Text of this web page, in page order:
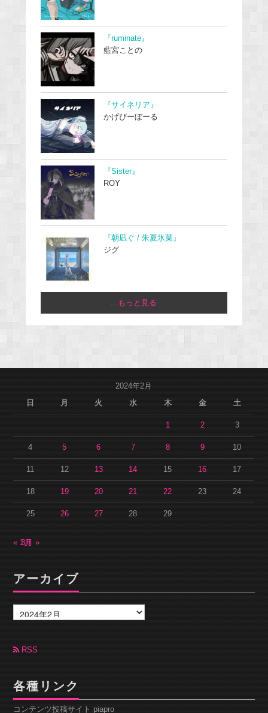
『ruminate』
藍宮ことの
『サイネリア』
かげぴーぼーる
『Sister』
ROY
『朝凪ぐ / 朱夏氷菓』
ジグ
...もっと見る
2024年2月
日
月 火 水 木 金 土
1 2 3
4 5 6 7 8 9 10
11 12 13 14 15 16 17
18 19 20 21 22 23 24
25 26 27 28 29
« 1月3月 »
アーカイブ
ー
カ
ブ RSS
各種リンク
コンテンツ投稿サイト piapro